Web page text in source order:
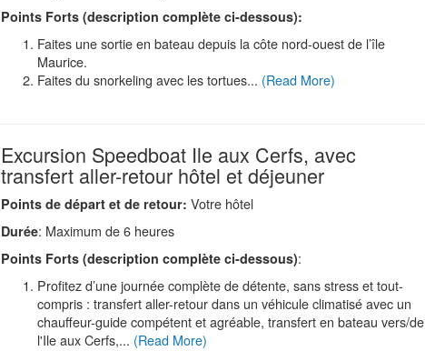
Points Forts (description complète ci-dessous):
Faites une sortie en bateau depuis la côte nord-ouest de l’île
Maurice.
Faites du snorkeling avec les tortues... (Read More)
Excursion Speedboat Ile aux Cerfs, avec
transfert aller-retour hôtel et déjeuner.
Points de départ et de retour: Votre hôtel
Durée: Maximum de 6 heures
Points Forts (description complète ci-dessous):
Profitez d’une journée complète de détente, sans stress et tout-
compris : transfert aller-retour dans un véhicule climatisé avec un
chauffeur-guide compétent et agréable, transfert en bateau vers/de
l'Ile aux Cerfs,... (Read More)